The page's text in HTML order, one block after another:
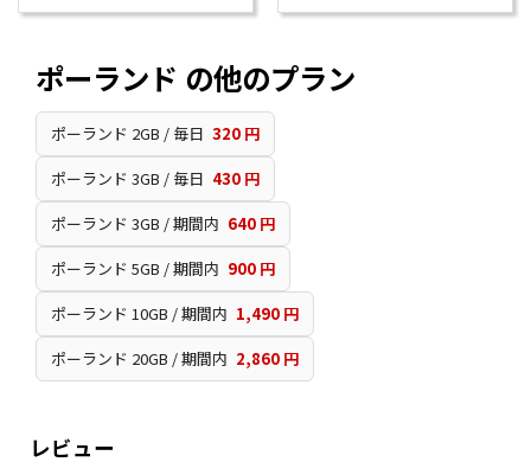
ポーランド の他のプラン
ポーランド 2GB / 毎日 320 円
ポーランド 3GB / 毎日 430 円
ポーランド 3GB / 期間内 640 円
ポーランド 5GB / 期間内 900 円
ポーランド 10GB / 期間内 1,490 円
ポーランド 20GB / 期間内 2,860 円
レビュー